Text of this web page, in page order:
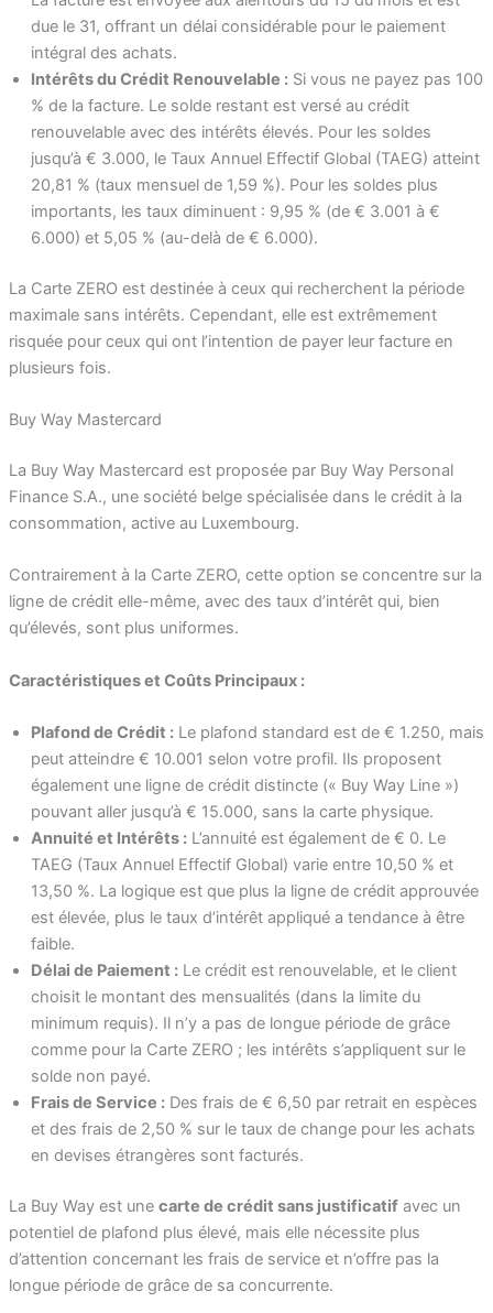
due le 31, offrant un délai considérable pour le paiement
intégral des achats.
Intérêts du Crédit Renouvelable :Si vous ne payez pas 100
% de la facture. Le solde restant est versé au crédit
renouvelable avec des intérêts élevés. Pour les soldes
jusqu’à € 3.000, le Taux Annuel Effectif Global (TAEG) atteint
20,81 % (taux mensuel de 1,59 %). Pour les soldes plus
importants, les taux diminuent : 9,95 % (de € 3.001 à €
6.000) et 5,05 % (au-delà de € 6.000).
La Carte ZERO est destinée à ceux qui recherchent la période
maximale sans intérêts. Cependant, elle est extrêmement
risquée pour ceux qui ont l’intention de payer leur facture en
plusieurs fois.
Buy Way Mastercard
La Buy Way Mastercard est proposée par Buy Way Personal
Finance S.A., une société belge spécialisée dans le crédit à la
consommation, active au Luxembourg.
Contrairement à la Carte ZERO, cette option se concentre sur la
ligne de crédit elle-même, avec des taux d’intérêt qui, bien
qu’élevés, sont plus uniformes.
Caractéristiques et Coûts Principaux :
Plafond de Crédit :Le plafond standard est de € 1.250, mais
peut atteindre € 10.001 selon votre profil. Ils proposent
également une ligne de crédit distincte (« Buy Way Line »)
pouvant aller jusqu’à € 15.000, sans la carte physique.
Annuité et Intérêts :L’annuité est également de € 0. Le
TAEG (Taux Annuel Effectif Global) varie entre 10,50 % et
13,50 %. La logique est que plus la ligne de crédit approuvée
est élevée, plus le taux d’intérêt appliqué a tendance à être
faible.
Délai de Paiement :Le crédit est renouvelable, et le client
choisit le montant des mensualités (dans la limite du
minimum requis). Il n’y a pas de longue période de grâce
comme pour la Carte ZERO ; les intérêts s’appliquent sur le
solde non payé.
Frais de Service :Des frais de € 6,50 par retrait en espèces
et des frais de 2,50 % sur le taux de change pour les achats
en devises étrangères sont facturés.
La Buy Way est une carte de crédit sans justificatifavec un
potentiel de plafond plus élevé, mais elle nécessite plus
d’attention concernant les frais de service et n’offre pas la
longue période de grâce de sa concurrente.